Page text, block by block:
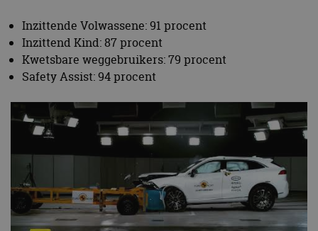
Inzittende Volwassene: 91 procent
Inzittend Kind: 87 procent
Kwetsbare weggebruikers: 79 procent
Safety Assist: 94 procent